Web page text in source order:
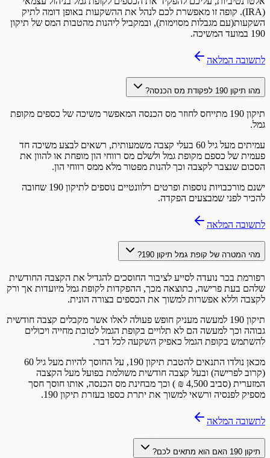
(IRA). קופה זו מאפשרת לכם לנהל את ההשקעות באופן דומה לתיק
השקעות(עם מגבלות מסוימות), ובמקביל ליהנות מהטבות המס של תיקון
190 במועד המשיכה.
לתשובה המלאה
מהו תיקון 190 לפקודת מס הכנסה?
תיקון 190 מתייחס לחוזר מס הכנסה המאפשר משיכה של כספים מקופת
גמל.
עמיתים מעל גיל 60 בעלי קצבה משמעותית, רשאים לבצע משיכה חד
פעמית של כספם מקופת גמל ולשלם מס רווחי הון מופחת או להוון את
הסכום שנצבר לקצבה וכך להנות מפטור מלא ממס רווחי הון.
ישנם מורכבויות נוספות ופרטים רלוונטיים נוספים לתיקון 190 שחובה
להכיר לפני שמבצעים הפקדה.
לתשובה המלאה
מהי המטרה של קופת גמל תיקון 190?
רפורמת בכר נועדה לסייע לציבור החוסכים להגדיל את הקצבה החודשית
שלהם בעת פרישה, כתוצאה מכך, ההפקדות לקופת גמל מיועדות אך ורק
לקצבה וללא אפשרות למשוך את הכספים בצורה הונית.
תיקון 190 למעשה מעניק חופש פעולה לאלו אשר מקבלים קצבה חודשית
גבוהה וכך למעשה הם לא תלויים בקופת הגמל לטובת מחייה ויכולים
להשתמש בקופת הגמל כאפיק השקעה לכל דבר.
מכאן נולדו התנאים להטבת תיקון 190, על החוסך להיות מעל גיל 60
(קרוב לפרישה) ובעל קצבה חודשית משולמת בפועל מעל הקצבה
המזערית (סביב 4,500 ₪ ) וכך מבחינת מס הכנסה, אותו חוסך חסך
מספיק לפנסיה ורשאי למשוך את יתרת כספו בעזרת תיקון 190.
לתשובה המלאה
תיקון 190 האם הוא מתאים לכם?